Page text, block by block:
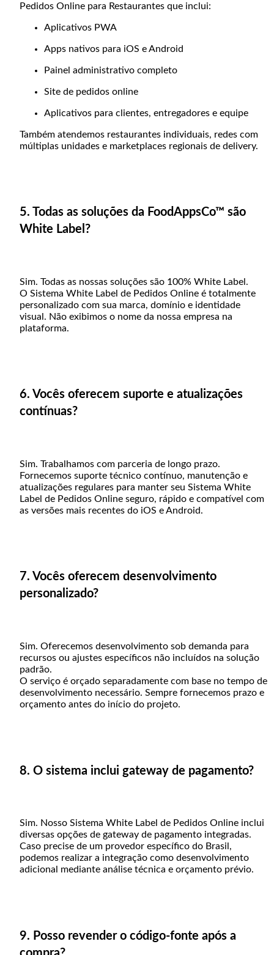
Pedidos Online para Restaurantes que inclui:
Aplicativos PWA
Apps nativos para iOS e Android
Painel administrativo completo
Site de pedidos online
Aplicativos para clientes, entregadores e equipe
Também atendemos restaurantes individuais, redes com
múltiplas unidades e marketplaces regionais de delivery.
5. Todas as soluções da FoodAppsCo™ são
White Label?
Sim. Todas as nossas soluções são 100% White Label.
O Sistema White Label de Pedidos Online é totalmente
personalizado com sua marca, domínio e identidade
visual. Não exibimos o nome da nossa empresa na
plataforma.
6. Vocês oferecem suporte e atualizações
contínuas?
Sim. Trabalhamos com parceria de longo prazo.
Fornecemos suporte técnico contínuo, manutenção e
atualizações regulares para manter seu Sistema White
Label de Pedidos Online seguro, rápido e compatível com
as versões mais recentes do iOS e Android.
7. Vocês oferecem desenvolvimento
personalizado?
Sim. Oferecemos desenvolvimento sob demanda para
recursos ou ajustes específicos não incluídos na solução
padrão.
O serviço é orçado separadamente com base no tempo de
desenvolvimento necessário. Sempre fornecemos prazo e
orçamento antes do início do projeto.
8. O sistema inclui gateway de pagamento?
Sim. Nosso Sistema White Label de Pedidos Online inclui
diversas opções de gateway de pagamento integradas.
Caso precise de um provedor específico do Brasil,
podemos realizar a integração como desenvolvimento
adicional mediante análise técnica e orçamento prévio.
9. Posso revender o código-fonte após a